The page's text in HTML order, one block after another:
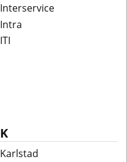
Interservice
Intra
ITI
K
Karlstad